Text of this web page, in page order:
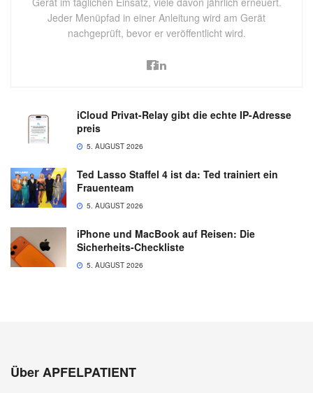
Jeder Menüpfad in einer Anleitung wird am Gerät
nachgeprüft, bevor er veröffentlicht wird.
iCloud Privat-Relay gibt die echte IP-Adresse
preis
5. AUGUST 2026
Ted Lasso Staffel 4 ist da: Ted trainiert ein
Frauenteam
5. AUGUST 2026
iPhone und MacBook auf Reisen: Die
Sicherheits-Checkliste
5. AUGUST 2026
Über APFELPATIENT